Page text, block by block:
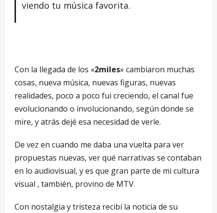
viendo tu música favorita.
Con la llegada de los «2miles» cambiaron muchas
cosas, nueva música, nuevas figuras, nuevas
realidades, poco a poco fui creciendo, el canal fue
evolucionando o involucionando, según donde se
mire, y atrás dejé esa necesidad de verle.
De vez en cuando me daba una vuelta para ver
propuestas nuevas, ver qué narrativas se contaban
en lo audiovisual, y es que gran parte de mi cultura
visual , también, provino de MTV.
Con nostalgia y tristeza recibí la noticia de su